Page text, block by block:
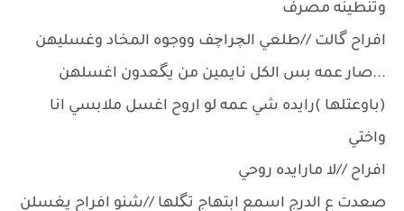
وتنطينه مصرف
افراح گالت //طلعي الچراچف ووجوه المخاد وغسليهن
...صار عمه بس الكل نايمين من يگعدون اغسلهن
(باوعتلها )رايده شي عمه لو اروح اغسل ملابسي انا
واختي
افراح //لا مارايده روحي
صعدت ع الدرج اسمع ابتهاج تگلها //شنو افراح يغسلن